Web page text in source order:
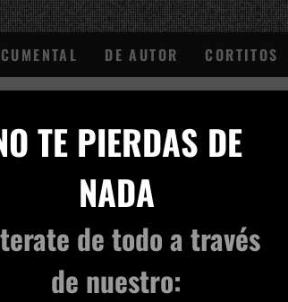
DE AUTOR CORTITOS
ivomovich3ok_640x480-mp4
TE PIERDAS DE
NADA
de todoa través
de nuestro: